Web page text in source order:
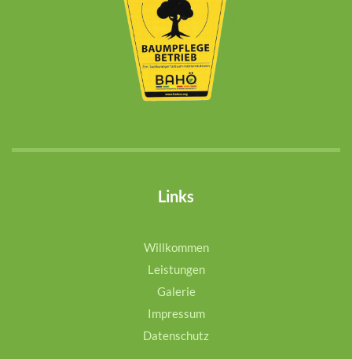
Links
Willkommen
Leistungen
Galerie
Impressum
Datenschutz